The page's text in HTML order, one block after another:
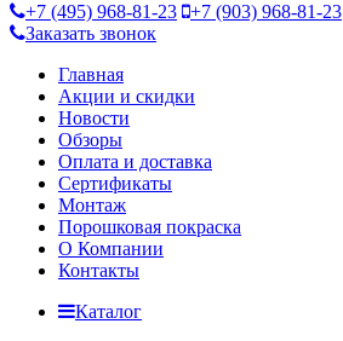
+7 (495) 968-81-23 +7 (903) 968-81-23
Заказать звонок
Главная
Акции и скидки
Новости
Обзоры
Оплата и доставка
Сертификаты
Монтаж
Порошковая покраска
О Компании
Контакты
Каталог